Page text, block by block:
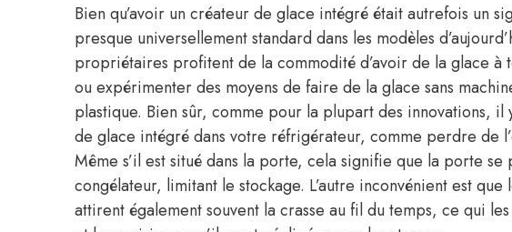
Bien qu’avoir un créateur de glace intégré était autrefois un
presque universellement standard dans les modèles
propriétaires profitent de la commodité d’avoir de la glace
ou expérimenter des moyens de faire de la glace sans
plastique. Bien sûr, comme pour la plupart des innovations,
de glace intégré dans votre réfrigérateur, comme perdre de
Même s’il est situé dans la porte, cela signifie que la porte
congélateur, limitant le stockage. L’autre inconvénient est
attirent également souvent la crasse au fil du temps, ce qui